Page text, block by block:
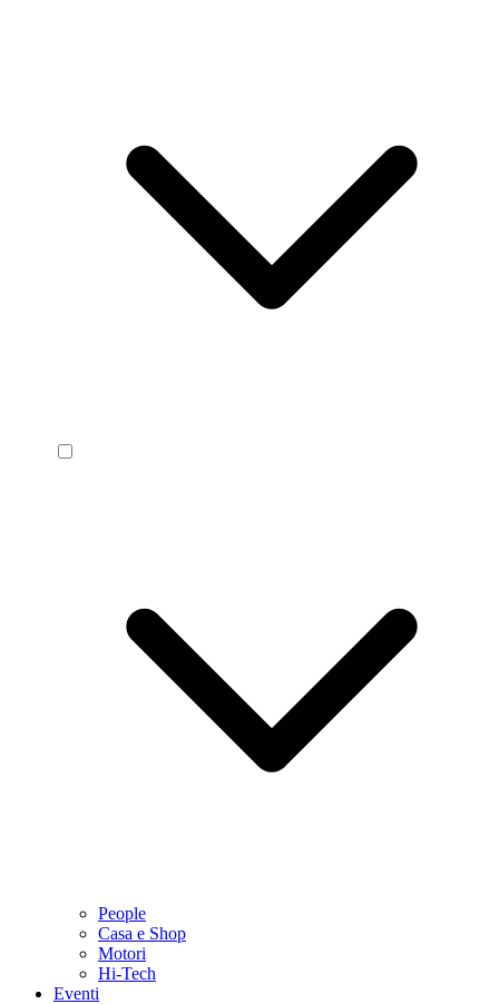
People
Casa e Shop
Motori
Hi-Tech
Eventi